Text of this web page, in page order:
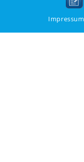
Impressum